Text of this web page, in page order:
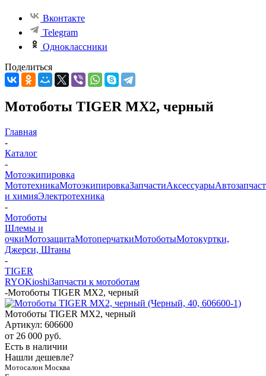
Вконтакте
Telegram
Одноклассники
Поделиться
Мотоботы TIGER MX2, черный
Главная
-
Каталог
-
Мотоэкипировка
МототехникаМотоэкипировкаЗапчастиАксессуары
и химияЭлектротехника
-
Мотоботы
Шлемы и
очкиМотозащитаМотоперчаткиМотоботыМотокуртки,
Джерси, Штаны
-
TIGER
RYOKioshiЗапчасти к мотоботам
-Мотоботы TIGER MX2, черный
Мотоботы TIGER MX2, черный
Артикул: 606600
от 26 000 руб.
Есть в наличии
Нашли дешевле?
Мотосалон Москва